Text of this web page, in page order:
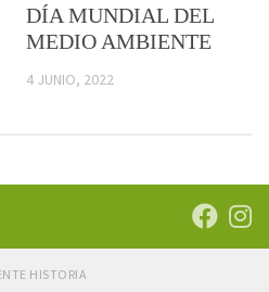
DÍA MUNDIAL DEL
MEDIO AMBIENTE
4 JUNIO, 2022
HISTORIA